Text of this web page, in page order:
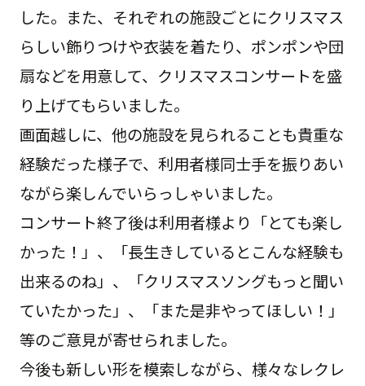
した。また、それぞれの施設ごとにクリスマス
らしい飾りつけや衣装を着たり、ポンポンや団
扇などを用意して、クリスマスコンサートを盛
り上げてもらいました。
画面越しに、他の施設を見られることも貴重な
経験だった様子で、利用者様同士手を振りあい
ながら楽しんでいらっしゃいました。
コンサート終了後は利用者様より「とても楽し
かった！」、「長生きしているとこんな経験も
出来るのね」、「クリスマスソングもっと聞い
ていたかった」、「また是非やってほしい！」
等のご意見が寄せられました。
今後も新しい形を模索しながら、様々なレクレ